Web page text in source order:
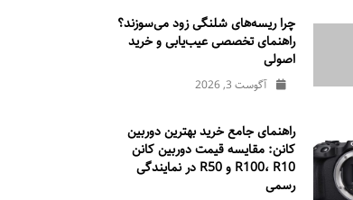
چرا ریسه‌های شلنگی زود می‌سوزند؟
راهنمای تخصصی عیب‌یابی و خرید
اصولی
آگوست 3, 2026
راهنمای جامع خرید بهترین دوربین
کانن: مقایسه قیمت دوربین کانن
R100، R10 و R50 در نمایندگی
رسمی